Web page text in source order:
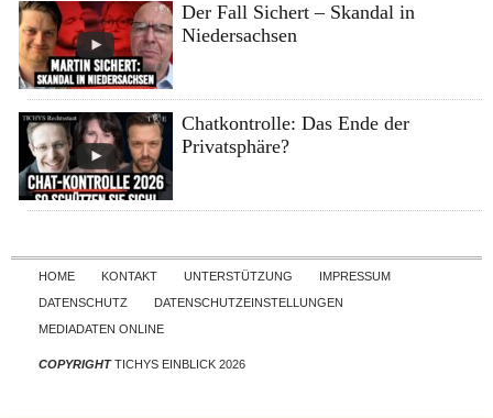
Der Fall Sichert – Skandal in
Niedersachsen
Chatkontrolle: Das Ende der
Privatsphäre?
Skip to content
HOME KONTAKT UNTERSTÜTZUNG
IMPRESSUM
DATENSCHUTZ
DATENSCHUTZEINSTELLUNGEN
MEDIADATEN ONLINE
COPYRIGHTTICHYS EINBLICK 2026